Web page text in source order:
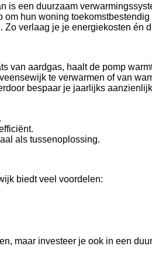
een duurzaam
hun woning
verlaag je je energiekosten én
van aardgas, haalt de pomp
te verwarmen of van
bespaar je jaarlijks
als tussenoplossing.
biedt veel voordelen:
maar investeer je ook in een